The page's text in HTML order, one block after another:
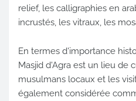
relief, les calligraphies en
incrustés, les vitraux, les
En termes d'importance
Masjid d'Agra est un lieu de
musulmans locaux et les
également considérée